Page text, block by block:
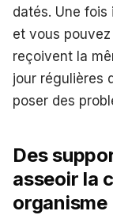
datés. Une
et vous
reçoivent la
jour régulières
poser des
Des
asseoir la
organisme